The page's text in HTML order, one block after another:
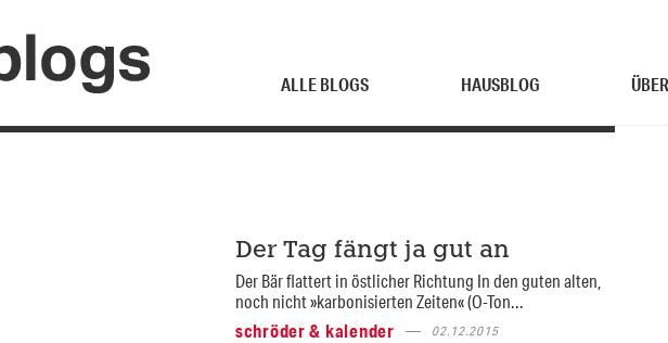
ALLE BLOGS HAUSBLOG
Der Tag fängt ja gut an
Der Bär flattert in östlicher Richtung In den guten alten,
noch nicht »karbonisierten Zeiten« (O-Ton...
schröder & kalender
02.12.2015